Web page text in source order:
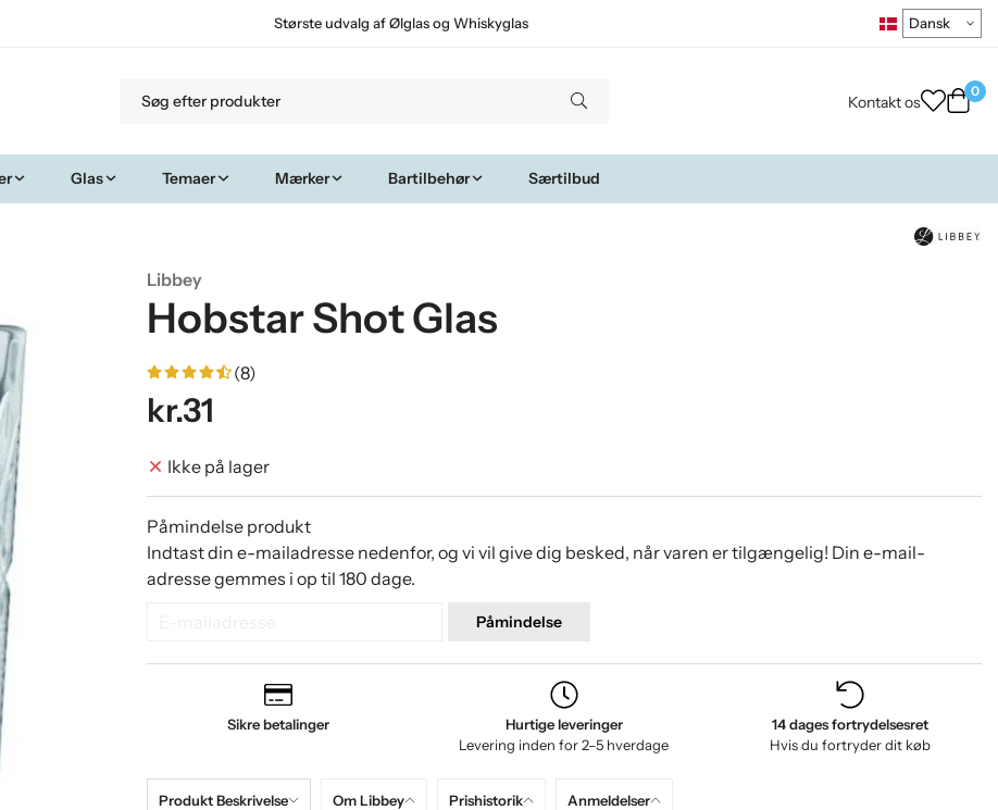
Største udvalg af Ølglas og Whiskyglas
Kontakt os
0
Glas Temaer Mærker Bartilbehør Særtilbud
Libbey
Hobstar Shot Glas
(8)
kr.31
Ikke på lager
Påmindelse produkt
Indtast din e-mailadresse nedenfor, og vi vil give dig besked, når varen er tilgængelig! Din e-mail-
adresse gemmes i op til 180 dage.
Påmindelse
Sikre betalinger
Hurtige leveringer
Levering inden for 2–5 hverdage
14 dages fortrydelsesret
Hvis du fortryder dit køb
Produkt Beskrivelse Om Libbey Prishistorik Anmeldelser